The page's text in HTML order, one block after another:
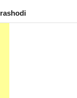
rashodi